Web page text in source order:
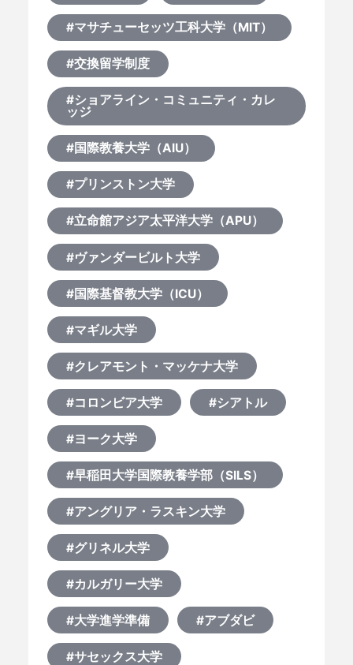
ブログ
おすすめ特集
#マサチューセッツ工科大学（MIT）
#交換留学制度
#ショアライン・コミュニティ・カレ
ッジ
#国際教養大学（AIU）
#プリンストン大学
#立命館アジア太平洋大学（APU）
#ヴァンダービルト大学
#国際基督教大学（ICU）
#マギル大学
#クレアモント・マッケナ大学
#コロンビア大学 #シアトル
#ヨーク大学
#早稲田大学国際教養学部（SILS）
#アングリア・ラスキン大学
#グリネル大学
#カルガリー大学
#大学進学準備 #アブダビ
#サセックス大学